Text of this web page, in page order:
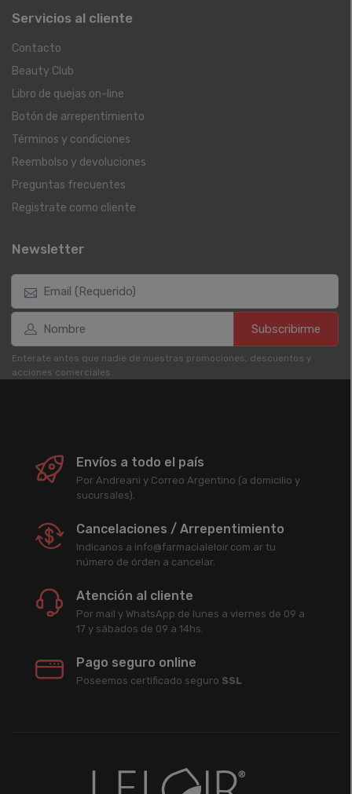
Servicios al cliente
Contacto
Beauty Club
Libro de quejas on-line
Botón de arrepentimiento
Términos y condiciones
Reembolso y devoluciones
Preguntas frecuentes
Registrate como cliente
Newsletter
Subscribirme
Enterate antes que nadie de nuestras promociones, descuentos y
acciones comerciales.
Envíos a todo el país
Por Andreani y Correo Argentino (a domicilio y
sucursales).
Cancelaciones / Arrepentimiento
Indicanos a info@farmacialeloir.com.ar tu
número de órden a cancelar.
Atención al cliente
Por mail y WhatsApp de lunes a viernes de 09 a
17 y sábados de 09 a 14hs.
Pago seguro online
Poseemos certificado seguro SSL